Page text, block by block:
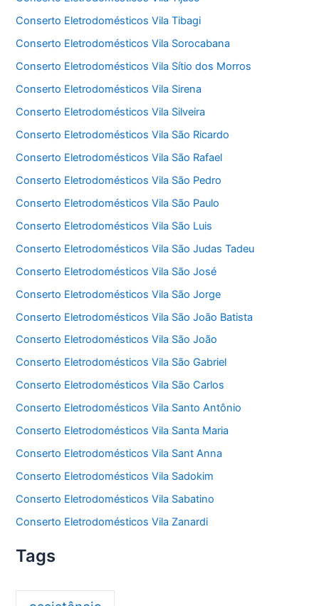
Conserto Eletrodomésticos Vila Tibagi
Conserto Eletrodomésticos Vila Sorocabana
Conserto Eletrodomésticos Vila Sítio dos Morros
Conserto Eletrodomésticos Vila Sirena
Conserto Eletrodomésticos Vila Silveira
Conserto Eletrodomésticos Vila São Ricardo
Conserto Eletrodomésticos Vila São Rafael
Conserto Eletrodomésticos Vila São Pedro
Conserto Eletrodomésticos Vila São Paulo
Conserto Eletrodomésticos Vila São Luis
Conserto Eletrodomésticos Vila São Judas Tadeu
Conserto Eletrodomésticos Vila São José
Conserto Eletrodomésticos Vila São Jorge
Conserto Eletrodomésticos Vila São João Batista
Conserto Eletrodomésticos Vila São João
Conserto Eletrodomésticos Vila São Gabriel
Conserto Eletrodomésticos Vila São Carlos
Conserto Eletrodomésticos Vila Santo Antônio
Conserto Eletrodomésticos Vila Santa Maria
Conserto Eletrodomésticos Vila Sant Anna
Conserto Eletrodomésticos Vila Sadokim
Conserto Eletrodomésticos Vila Sabatino
Conserto Eletrodomésticos Vila Zanardi
Tags